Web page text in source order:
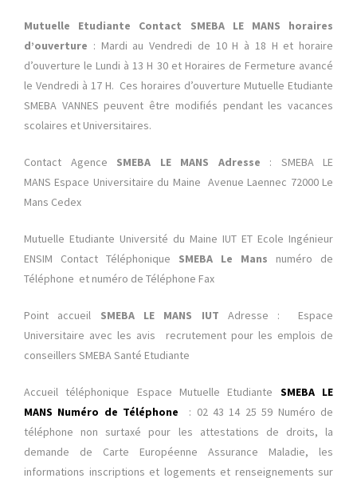
Mutuelle Etudiante Contact SMEBA LE MANS horaires
d’ouverture : Mardi au Vendredi de 10 H à 18 H et horaire
d’ouverture le Lundi à 13 H 30 et Horaires de Fermeture avancé
le Vendredi à 17 H. Ces horaires d’ouverture Mutuelle Etudiante
SMEBA VANNES peuvent être modifiés pendant les vacances
scolaires et Universitaires.
Contact Agence SMEBA LE MANS Adresse : SMEBA LE
MANS Espace Universitaire du Maine Avenue Laennec 72000 Le
Mans Cedex
Mutuelle Etudiante Université du Maine IUT ET Ecole Ingénieur
ENSIM Contact Téléphonique SMEBA Le Mans numéro de
Téléphone et numéro de Téléphone Fax
Point accueil SMEBA LE MANS IUT Adresse : Espace
Universitaire avec les avis recrutement pour les emplois de
conseillers SMEBA Santé Etudiante
Accueil téléphonique Espace Mutuelle Etudiante SMEBA LE
MANS Numéro de Téléphone : 02 43 14 25 59 Numéro de
téléphone non surtaxé pour les attestations de droits, la
demande de Carte Européenne Assurance Maladie, les
informations inscriptions et logements et renseignements sur